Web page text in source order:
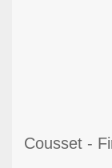
Cousset -